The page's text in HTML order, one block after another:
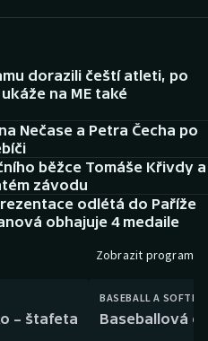
dorazili čeští atleti, po
na ME také
Nečase a Petra Čecha po
běžce Tomáše Křivdy a
závodu
odlétá do Paříže
obhajuje 4 medaile
Zobrazit program
– štafeta
BASEBALL A
Baseballová